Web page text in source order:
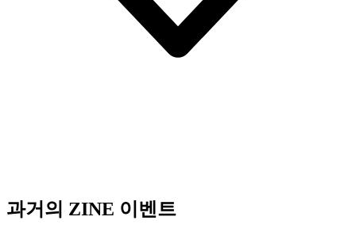
과거의 ZINE 이벤트